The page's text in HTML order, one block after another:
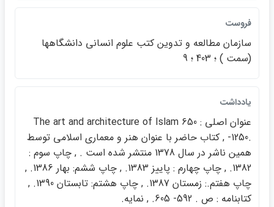
فروست
سازمان مطالعه و تدوين كتب علوم انساني دانشگاهها
(سمت ) ؛ 403 ؛ 9
يادداشت
عنوان اصلي : ‎The art and architecture of Islam 650
-1250.‎ , كتاب حاضر با عنوان هنر و معماري اسلامي توسط
همين ناشر در سال 1378 منتشر شده است . , چاپ سوم :
1382. , چاپ چهارم : پاييز 1383. , چاپ ششم: بهار 1386. ,
چاپ هفتم.: زمستان 1387. , چاپ هشتم: تابستان 1390. ,
كتابنامه : ص . 592- 605. , نمايه.